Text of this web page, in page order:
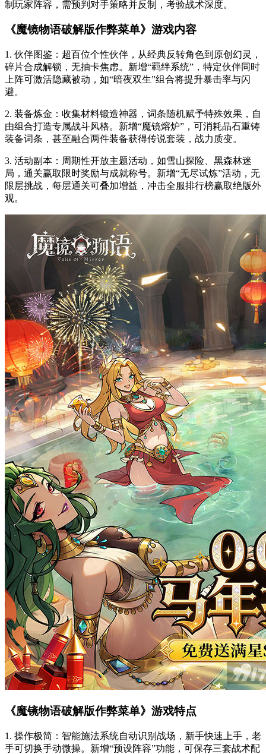
制玩家阵容，需预判对手策略并反制，考验战术深度。
《魔镜物语破解版作弊菜单》游戏内容
1. 伙伴图鉴：超百位个性伙伴，从经典反转角色到原创幻灵，
碎片合成解锁，无抽卡焦虑。新增“羁绊系统”，特定伙伴同时
上阵可激活隐藏被动，如“暗夜双生”组合将提升暴击率与闪
避。
2. 装备炼金：收集材料锻造神器，词条随机赋予特殊效果，自
由组合打造专属战斗风格。新增“魔镜熔炉”，可消耗晶石重铸
装备词条，甚至融合两件装备获得传说套装，战力质变。
3. 活动副本：周期性开放主题活动，如雪山探险、黑森林迷
局，通关赢取限时奖励与成就称号。新增“无尽试炼”活动，无
限层挑战，每层通关可叠加增益，冲击全服排行榜赢取绝版外
观。
《魔镜物语破解版作弊菜单》游戏特点
1. 操作极简：智能施法系统自动识别战场，新手快速上手，老
手可切换手动微操。新增“预设阵容”功能，可保存三套战术配